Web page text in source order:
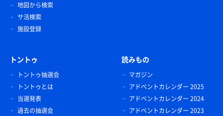
地図から検索
サ活検索
施設登録
トントゥ
トントゥ抽選会
トントゥとは
当選発表
過去の抽選会
読みもの
マガジン
アドベントカレンダー 2025
アドベントカレンダー 2024
アドベントカレンダー 2023